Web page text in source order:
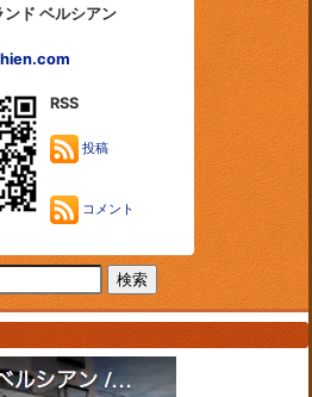
ンド ベルシアン
RSS
投稿
コメント